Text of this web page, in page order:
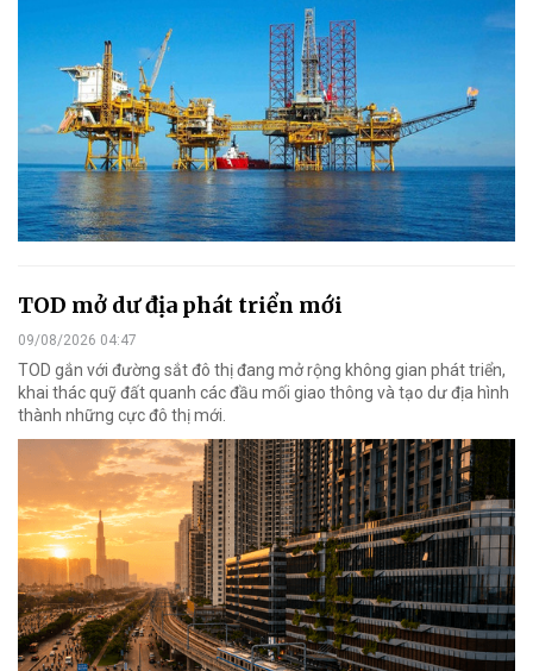
TOD mở dư địa phát triển mới
09/08/2026 04:47
TOD gắn với đường sắt đô thị đang mở rộng không gian phát triển,
khai thác quỹ đất quanh các đầu mối giao thông và tạo dư địa hình
thành những cực đô thị mới.